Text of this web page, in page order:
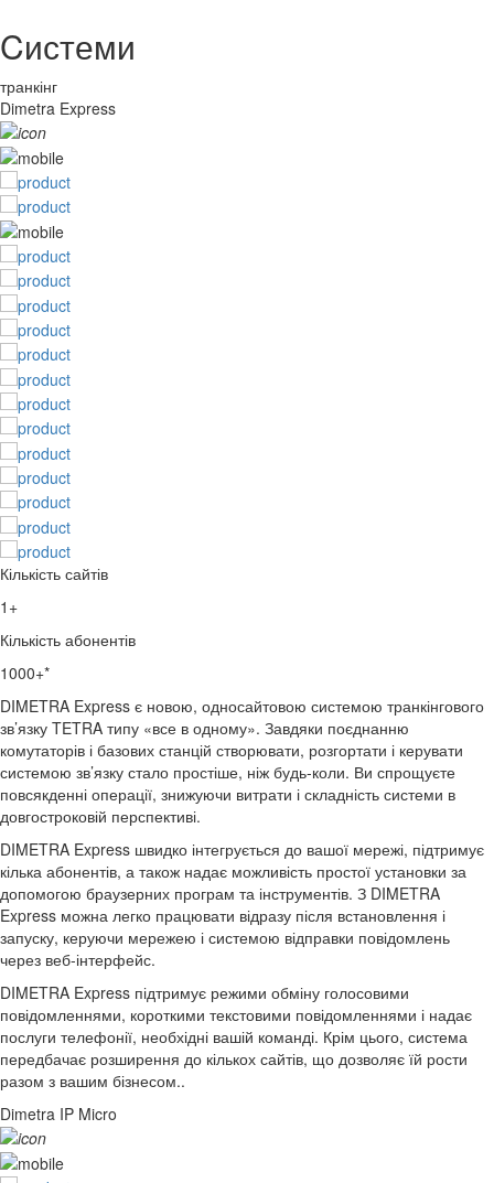
Cистеми
транкінг
Dimetra Express
Кількість сайтів
1+
Кількість абонентів
1000+*
DIMETRA Express є новою, односайтовою системою транкінгового
зв’язку TETRA типу «все в одному». Завдяки поєднанню
комутаторів і базових станцій створювати, розгортати і керувати
системою зв’язку стало простіше, ніж будь-коли. Ви спрощуєте
повсякденні операції, знижуючи витрати і складність системи в
довгостроковій перспективі.
DIMETRA Express швидко інтегрується до вашої мережі, підтримує
кілька абонентів, а також надає можливість простої установки за
допомогою браузерних програм та інструментів. З DIMETRA
Express можна легко працювати відразу після встановлення і
запуску, керуючи мережею і системою відправки повідомлень
через веб-інтерфейс.
DIMETRA Express підтримує режими обміну голосовими
повідомленнями, короткими текстовими повідомленнями і надає
послуги телефонії, необхідні вашій команді. Крім цього, система
передбачає розширення до кількох сайтів, що дозволяє їй рости
разом з вашим бізнесом..
Dimetra IP Micro